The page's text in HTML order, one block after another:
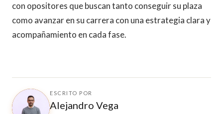
con opositores que buscan tanto conseguir su plaza
como avanzar en su carrera con una estrategia clara y
acompañamiento en cada fase.
ESCRITO POR
Alejandro Vega